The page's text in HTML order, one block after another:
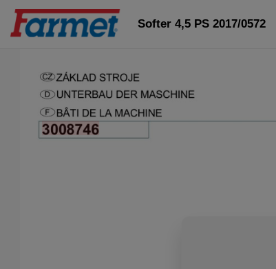
Softer 4,5 PS 2017/0572